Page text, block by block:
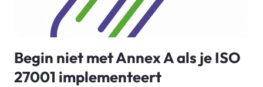
Begin niet met Annex A als je ISO
27001 implementeert